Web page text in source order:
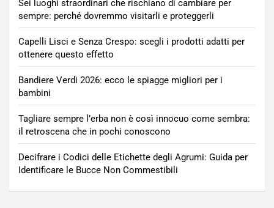
Sei luoghi straordinari che rischiano di cambiare per
sempre: perché dovremmo visitarli e proteggerli
Capelli Lisci e Senza Crespo: scegli i prodotti adatti per
ottenere questo effetto
Bandiere Verdi 2026: ecco le spiagge migliori per i
bambini
Tagliare sempre l’erba non è così innocuo come sembra:
il retroscena che in pochi conoscono
Decifrare i Codici delle Etichette degli Agrumi: Guida per
Identificare le Bucce Non Commestibili